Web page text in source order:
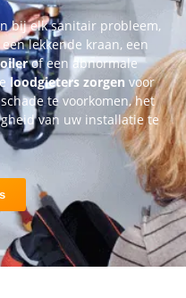
bij elk sanitair probleem,
lekkende kraan, een
of een abnormale
loodgieters zorgen voor
te voorkomen, het
van uw installatie te